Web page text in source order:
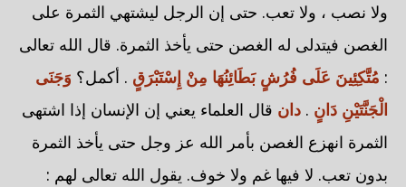
ولا نصب ، ولا تعب. حتى إن الرجل ليشتهي الثمرة على
الغصن فيتدلى له الغصن حتى يأخذ الثمرة. قال الله تعالى
: مُتَّكِئِينَ عَلَى فُرُشٍ بَطَائِنُهَا مِنْ إِسْتَبْرَقٍ . أكمل؟ وَجَنَى
الْجَنَّتَيْنِ دَانٍ . دان قال العلماء يعني إن الإنسان إذا اشتهى
الثمرة انهزع الغصن بأمر الله عز وجل حتى يأخذ الثمرة
بدون تعب. لا فيها غم ولا خوف. يقول الله تعالى لهم :